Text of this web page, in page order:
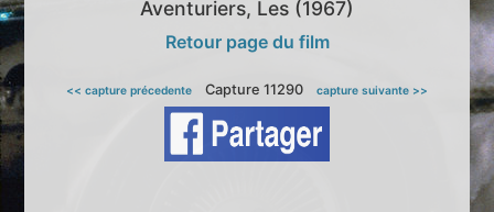
Aventuriers, Les (1967)
Retour page du film
<< capture précedente Capture 11290 capture suivante >>